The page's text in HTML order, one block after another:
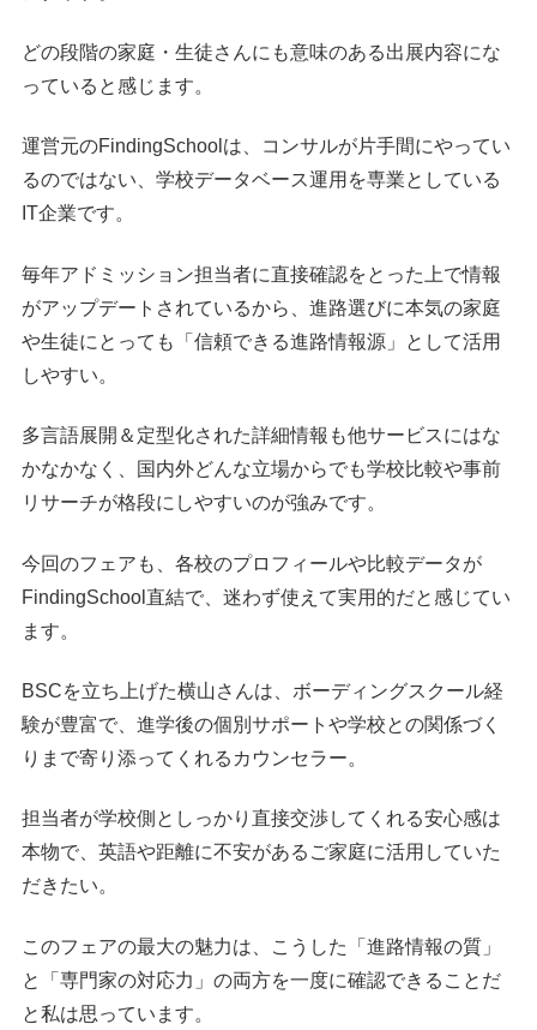
どの段階の家庭・生徒さんにも意味のある出展内容にな
っていると感じます。
運営元のFindingSchoolは、コンサルが片手間にやってい
るのではない、学校データベース運用を専業としている
IT企業です。
毎年アドミッション担当者に直接確認をとった上で情報
がアップデートされているから、進路選びに本気の家庭
や生徒にとっても「信頼できる進路情報源」として活用
しやすい。
多言語展開＆定型化された詳細情報も他サービスにはな
かなかなく、国内外どんな立場からでも学校比較や事前
リサーチが格段にしやすいのが強みです。
今回のフェアも、各校のプロフィールや比較データが
FindingSchool直結で、迷わず使えて実用的だと感じてい
ます。
BSCを立ち上げた横山さんは、ボーディングスクール経
験が豊富で、進学後の個別サポートや学校との関係づく
りまで寄り添ってくれるカウンセラー。
担当者が学校側としっかり直接交渉してくれる安心感は
本物で、英語や距離に不安があるご家庭に活用していた
だきたい。
このフェアの最大の魅力は、こうした「進路情報の質」
と「専門家の対応力」の両方を一度に確認できることだ
と私は思っています。